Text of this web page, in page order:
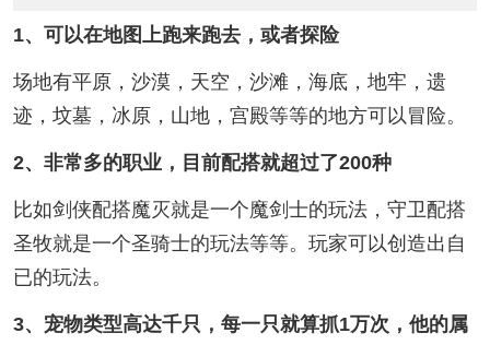
1、可以在地图上跑来跑去，或者探险
场地有平原，沙漠，天空，沙滩，海底，地牢，遗
迹，坟墓，冰原，山地，宫殿等等的地方可以冒险。
2、非常多的职业，目前配搭就超过了200种
比如剑侠配搭魔灭就是一个魔剑士的玩法，守卫配搭
圣牧就是一个圣骑士的玩法等等。玩家可以创造出自
已的玩法。
3、宠物类型高达千只，每一只就算抓1万次，他的属